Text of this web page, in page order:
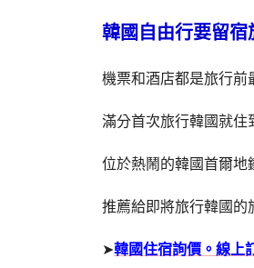
韓國自由行要留宿
機票和酒店都是旅行前
滿分首次旅行韓國就住
位於熱鬧的韓國首爾地
推薦給即將旅行韓國的
➤韓國住宿詢價。線上